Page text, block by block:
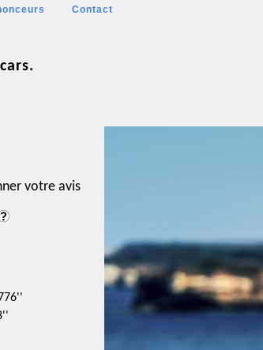
Contact
votre avis